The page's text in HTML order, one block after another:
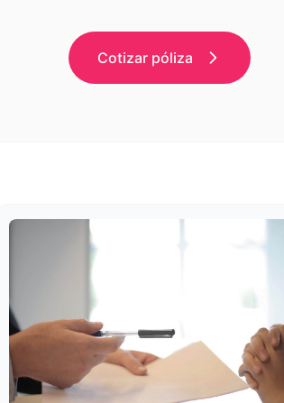
Cotizar póliza